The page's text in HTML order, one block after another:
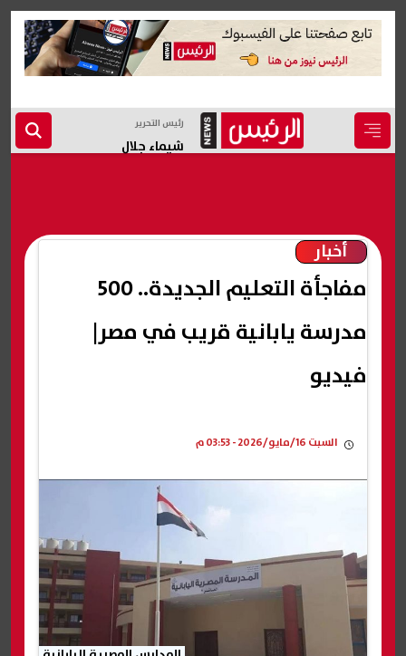
رئيس التحرير
شيماء جلال
أخبار
مفاجأة التعليم الجديدة.. 500
مدرسة يابانية قريب في مصر|
فيديو
السبت 16/مايو/2026 - 03:53 م